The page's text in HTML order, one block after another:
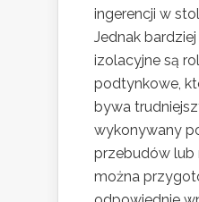
ingerencji w
Jednak
izolacyjne są
podtynkowe,
bywa
wykonywany
przebudów lub
można